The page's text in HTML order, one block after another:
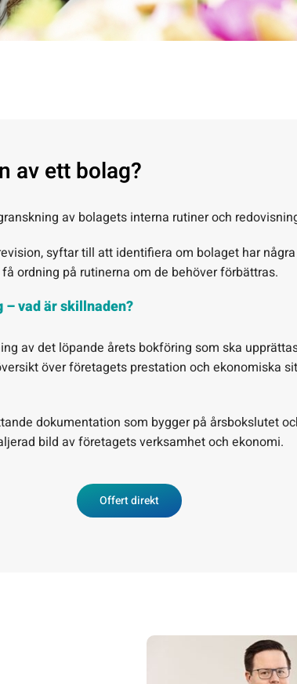
av ett bolag?
av bolagets interna rutiner och
syftar till att identifiera om bolaget har
ordning på rutinerna om de behöver förbättras.
vad är skillnaden?
av det löpande årets bokföring som ska
över företagets prestation och ekonomiska
dokumentation som bygger på årsbokslutet
bild av företagets verksamhet och ekonomi.
Offert direkt